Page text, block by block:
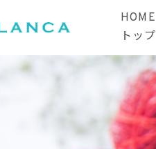
HOME
トップ